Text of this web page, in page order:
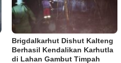
Brigdalkarhut Dishut Kalteng
Berhasil Kendalikan Karhutla
di Lahan Gambut Timpah